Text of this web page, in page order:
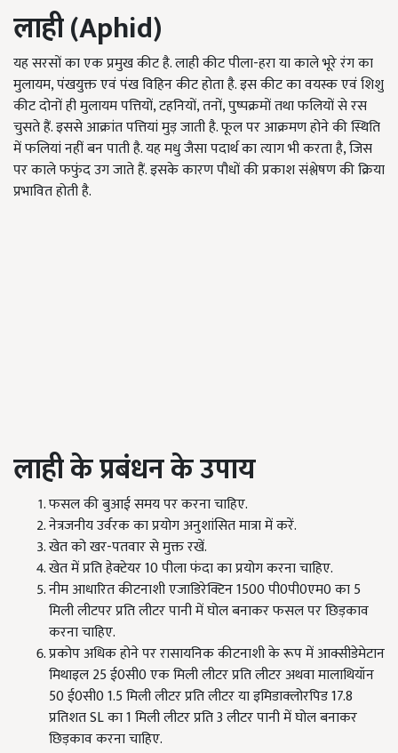
लाही (Aphid)
यह सरसों का एक प्रमुख कीट है. लाही कीट पीला-हरा या काले भूरे रंग का
मुलायम, पंखयुक्त एवं पंख विहिन कीट होता है. इस कीट का वयस्क एवं शिशु
कीट दोनों ही मुलायम पत्तियों, टहनियों, तनों, पुष्पक्रमों तथा फलियों से रस
चुसते हैं. इससे आक्रांत पत्तियां मुड़ जाती है. फूल पर आक्रमण होने की स्थिति
में फलियां नहीं बन पाती है. यह मधु जैसा पदार्थ का त्याग भी करता है, जिस
पर काले फफुंद उग जाते हैं. इसके कारण पौधों की प्रकाश संश्लेषण की क्रिया
प्रभावित होती है.
लाही के प्रबंधन के उपाय
फसल की बुआई समय पर करना चाहिए.
नेत्रजनीय उर्वरक का प्रयोग अनुशांसित मात्रा में करें.
खेत को खर-पतवार से मुक्त रखें.
खेत में प्रति हेक्टेयर 10 पीला फंदा का प्रयोग करना चाहिए.
नीम आधारित कीटनाशी एजाडिरेक्टिन 1500 पी0पी0एम0 का 5
मिली लीटपर प्रति लीटर पानी में घोल बनाकर फसल पर छिड़काव
करना चाहिए.
प्रकोप अधिक होने पर रासायनिक कीटनाशी के रूप में आक्सीडेमेटान
मिथाइल 25 ई0सी0 एक मिली लीटर प्रति लीटर अथवा मालाथियॉन
50 ई0सी0 1.5 मिली लीटर प्रति लीटर या इमिडाक्लोरपिड 17.8
प्रतिशत SL का 1 मिली लीटर प्रति 3 लीटर पानी में घोल बनाकर
छिड़काव करना चाहिए.